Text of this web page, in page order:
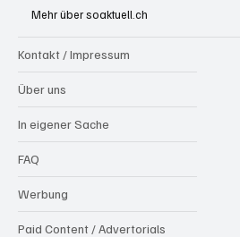
Mehr über soaktuell.ch
Kontakt / Impressum
Über uns
In eigener Sache
FAQ
Werbung
Paid Content / Advertorials